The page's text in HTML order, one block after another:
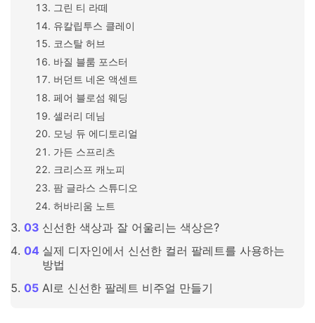
그린 티 라떼
유칼립투스 클레이
코스탈 허브
바질 블룸 포스터
버던트 네온 액센트
페어 블로섬 웨딩
셀러리 데님
모닝 듀 에디토리얼
가든 스프리츠
크리스프 캐노피
팜 글라스 스튜디오
허바리움 노트
신선한 색상과 잘 어울리는 색상은?
실제 디자인에서 신선한 컬러 팔레트를 사용하는
방법
AI로 신선한 팔레트 비주얼 만들기